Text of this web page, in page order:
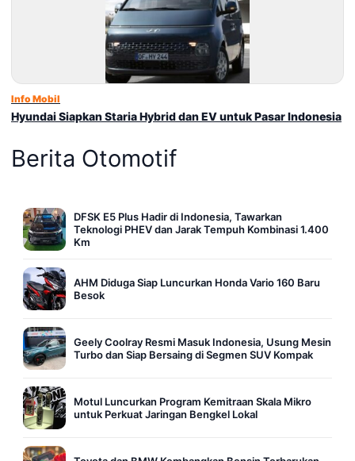
Info Mobil
Hyundai Siapkan Staria Hybrid dan EV untuk Pasar Indonesia
Berita Otomotif
DFSK E5 Plus Hadir di Indonesia, Tawarkan
Teknologi PHEV dan Jarak Tempuh Kombinasi 1.400
Km
AHM Diduga Siap Luncurkan Honda Vario 160 Baru
Besok
Geely Coolray Resmi Masuk Indonesia, Usung Mesin
Turbo dan Siap Bersaing di Segmen SUV Kompak
Motul Luncurkan Program Kemitraan Skala Mikro
untuk Perkuat Jaringan Bengkel Lokal